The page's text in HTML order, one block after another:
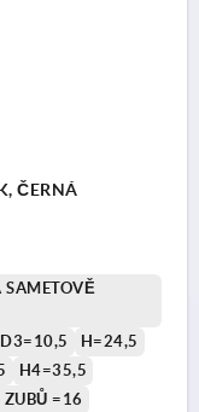
ČERNÁ
D3=10,5
H=24,5
H4=35,5
ZUBŮ =16